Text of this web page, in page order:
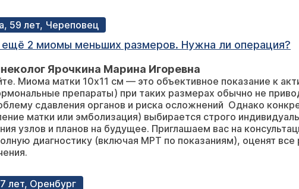
59 лет, Череповец
ещё 2 миомы меньших размеров. Нужна ли операция?
Ярочкина Марина Игоревна
Миома матки 10х11 см — это объективное показание к
препараты) при таких размерах обычно не
сдавления органов и риска осложнений Однако
матки или эмболизация) выбирается строго
узлов и планов на будущее. Приглашаем вас на
диагностику (включая МРТ по показаниям), оценят
лет, Оренбург